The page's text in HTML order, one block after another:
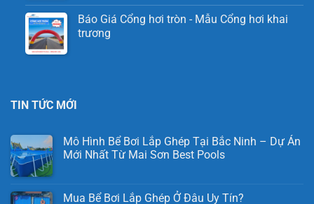
Báo Giá Cổng hơi tròn - Mẫu Cổng hơi khai
trương
TIN TỨC MỚI
Mô Hình Bể Bơi Lắp Ghép Tại Bắc Ninh – Dự Án
Mới Nhất Từ Mai Sơn Best Pools
Mua Bể Bơi Lắp Ghép Ở Đâu Uy Tín?